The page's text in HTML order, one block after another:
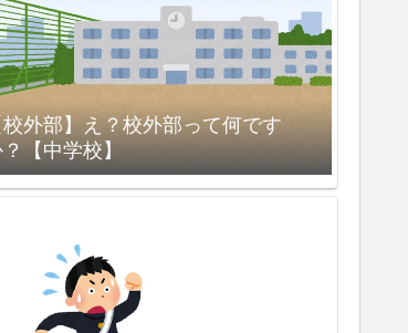
校外部】え？校外部って何です
【中学校】